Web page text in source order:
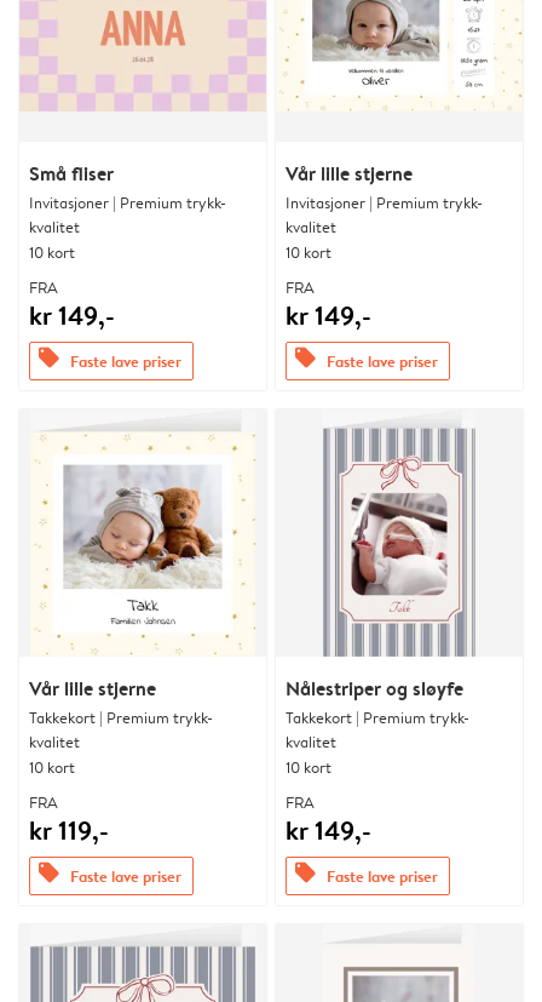
Små fliser
Invitasjoner | Premium trykk-
kvalitet
10 kort
FRA
kr 149,-
offers Faste lave priser
Vår lille stjerne
Invitasjoner | Premium trykk-
kvalitet
10 kort
FRA
kr 149,-
offers Faste lave priser
Vår lille stjerne
Takkekort | Premium trykk-
kvalitet
10 kort
FRA
kr 119,-
offers Faste lave priser
Nålestriper og sløyfe
Takkekort | Premium trykk-
kvalitet
10 kort
FRA
kr 149,-
offers Faste lave priser